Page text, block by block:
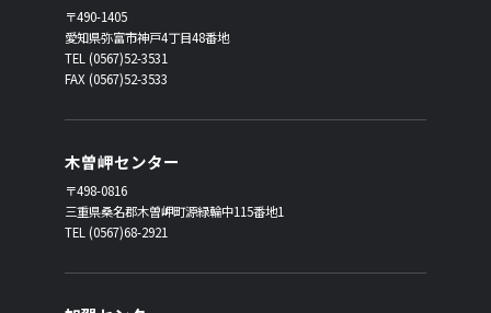
〒490-1405
愛知県弥富市神戸4丁目48番地
TEL (0567)52-3531
FAX (0567)52-3533
木曽岬センター
〒498-0816
三重県桑名郡木曽岬町源緑輪中115番地1
TEL (0567)68-2921